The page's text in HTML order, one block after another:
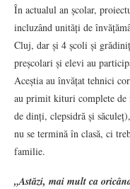
În actualul an școlar,
incluzând unități de
Cluj, dar și 4 școli și
preșcolari și elevi au
Aceștia au învățat tehnici
au primit kituri complete de
de dinți, clepsidră și
nu se termină în clasă, ci
familie.
„Astăzi, mai mult ca